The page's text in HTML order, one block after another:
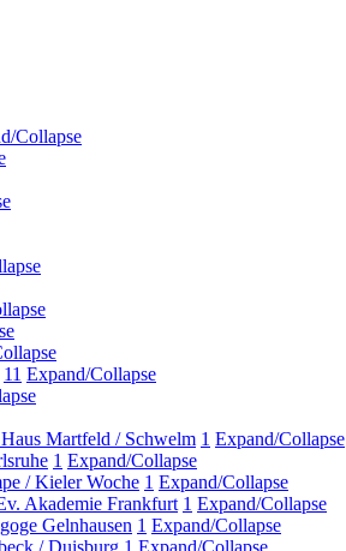
Collapse
11 Expand/Collapse
Martfeld / Schwelm 1 Expand/Collapse
1 Expand/Collapse
/ Kieler Woche 1 Expand/Collapse
Akademie Frankfurt 1 Expand/Collapse
Gelnhausen 1 Expand/Collapse
/ Duisburg 1 Expand/Collapse